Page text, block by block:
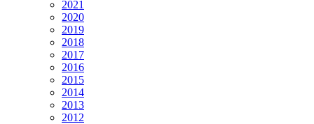
2021
2020
2019
2018
2017
2016
2015
2014
2013
2012